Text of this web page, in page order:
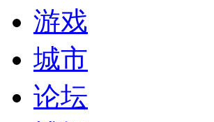
游戏
城市
论坛